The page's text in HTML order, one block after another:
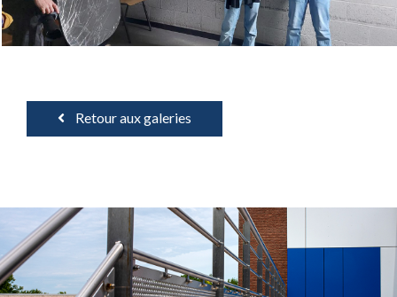
Retour aux galeries